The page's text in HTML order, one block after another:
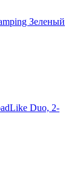
Зеленый
Duo, 2-